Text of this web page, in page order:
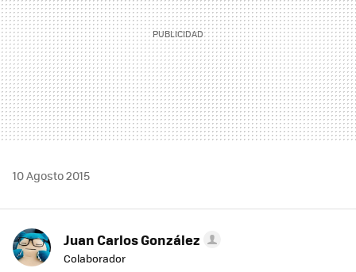
10 Agosto 2015
Juan Carlos González
Colaborador